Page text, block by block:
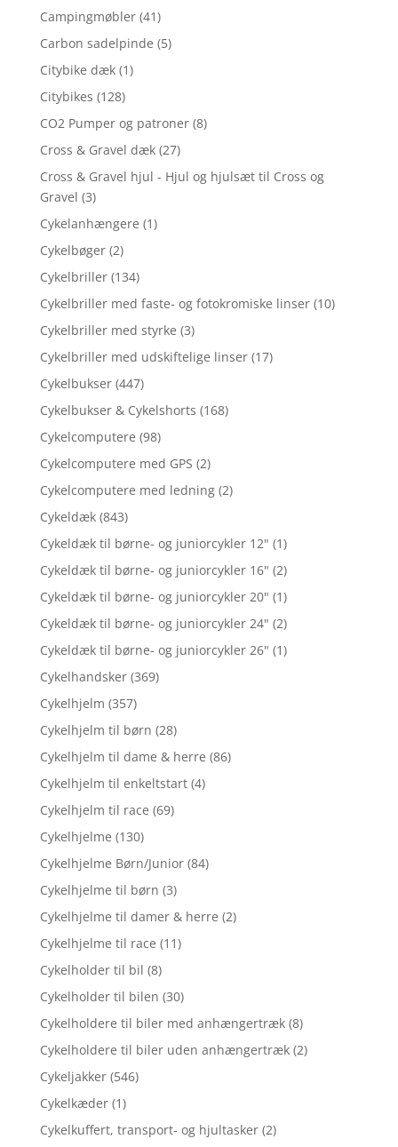
Campingmøbler (41)
Carbon sadelpinde (5)
Citybike dæk (1)
Citybikes (128)
CO2 Pumper og patroner (8)
Cross & Gravel dæk (27)
Cross & Gravel hjul - Hjul og hjulsæt til Cross og
Gravel (3)
Cykelanhængere (1)
Cykelbøger (2)
Cykelbriller (134)
Cykelbriller med faste- og fotokromiske linser (10)
Cykelbriller med styrke (3)
Cykelbriller med udskiftelige linser (17)
Cykelbukser (447)
Cykelbukser & Cykelshorts (168)
Cykelcomputere (98)
Cykelcomputere med GPS (2)
Cykelcomputere med ledning (2)
Cykeldæk (843)
Cykeldæk til børne- og juniorcykler 12" (1)
Cykeldæk til børne- og juniorcykler 16" (2)
Cykeldæk til børne- og juniorcykler 20" (1)
Cykeldæk til børne- og juniorcykler 24" (2)
Cykeldæk til børne- og juniorcykler 26" (1)
Cykelhandsker (369)
Cykelhjelm (357)
Cykelhjelm til børn (28)
Cykelhjelm til dame & herre (86)
Cykelhjelm til enkeltstart (4)
Cykelhjelm til race (69)
Cykelhjelme (130)
Cykelhjelme Børn/Junior (84)
Cykelhjelme til børn (3)
Cykelhjelme til damer & herre (2)
Cykelhjelme til race (11)
Cykelholder til bil (8)
Cykelholder til bilen (30)
Cykelholdere til biler med anhængertræk (8)
Cykelholdere til biler uden anhængertræk (2)
Cykeljakker (546)
Cykelkæder (1)
Cykelkuffert, transport- og hjultasker (2)